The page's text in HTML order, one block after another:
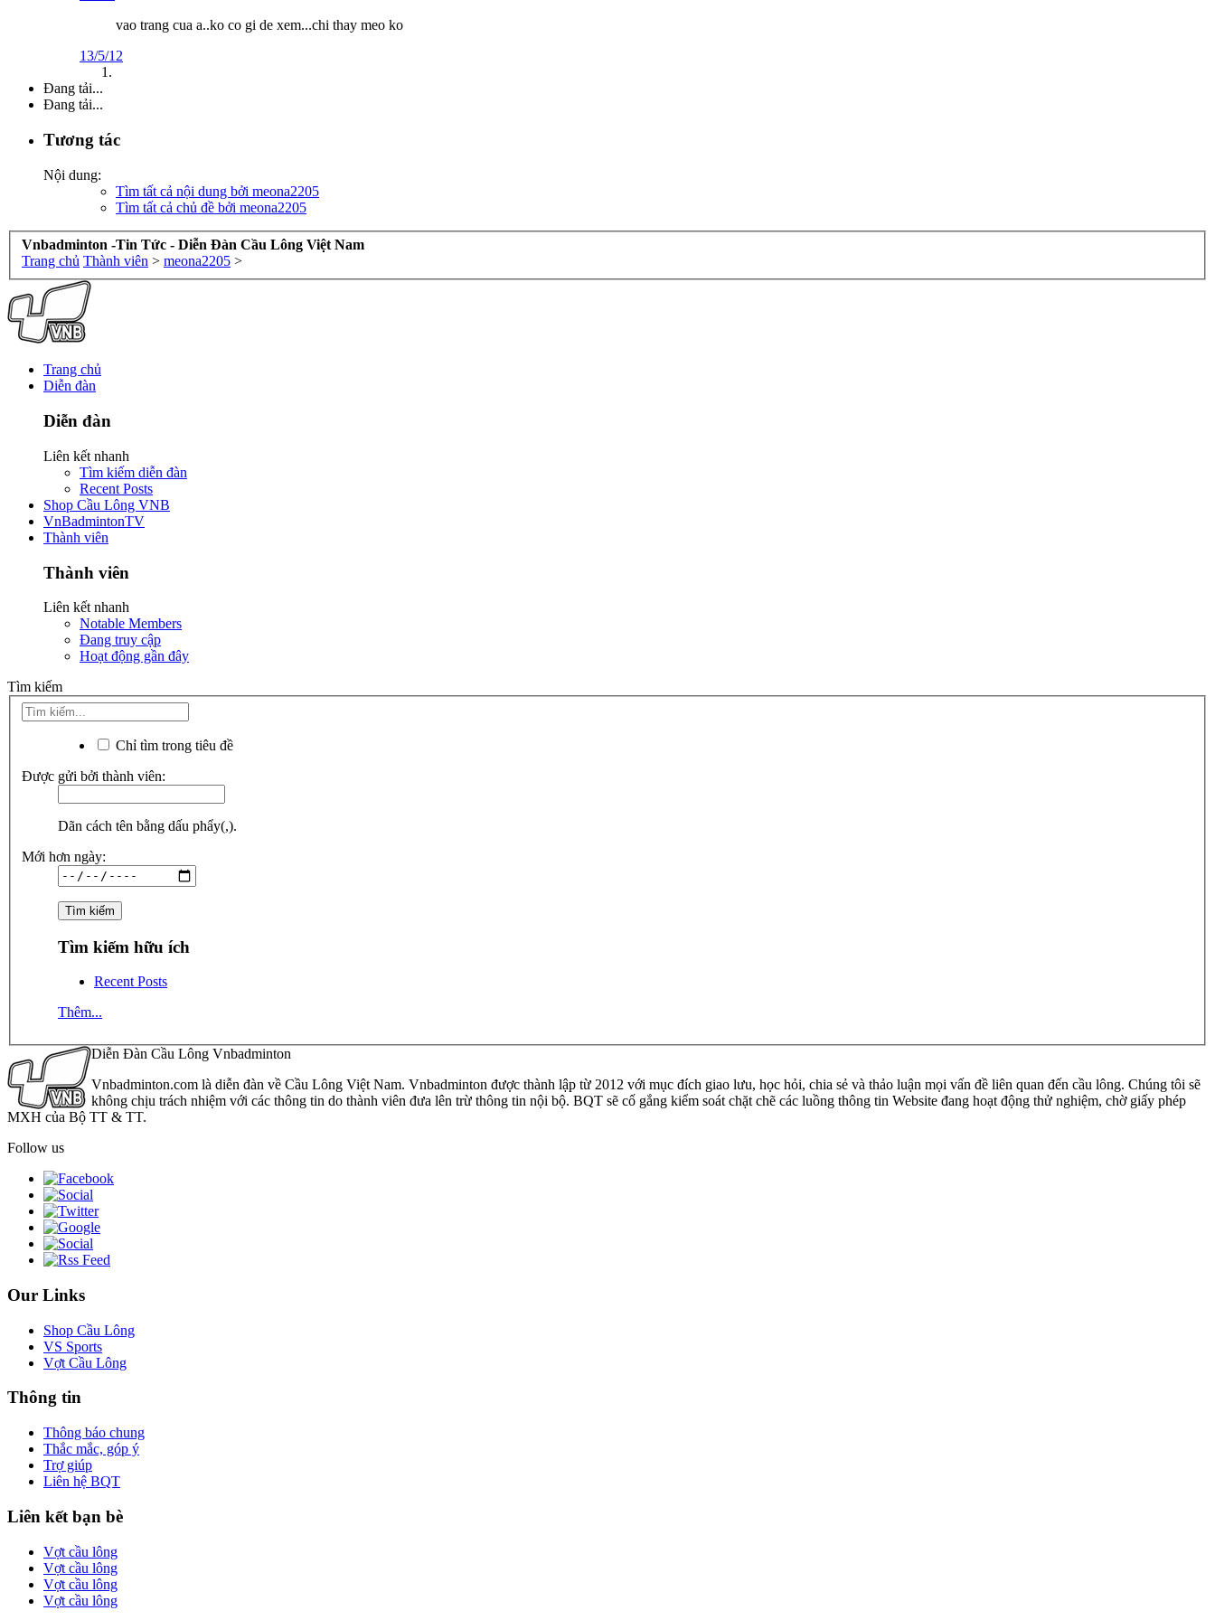
vao trang cua a..ko co gi de xem...chi thay meo ko
13/5/12
Đang tải...
Đang tải...
Tương tác
Nội dung:
Tìm tất cả nội dung bởi meona2205
Tìm tất cả chủ đề bởi meona2205
Vnbadminton -Tin Tức - Diễn Đàn Cầu Lông Việt Nam
Trang chủ Thành viên > meona2205 >
Trang chủ
Diễn đàn
Diễn đàn
Liên kết nhanh
Tìm kiếm diễn đàn
Recent Posts
Shop Cầu Lông VNB
VnBadmintonTV
Thành viên
Thành viên
Liên kết nhanh
Notable Members
Đang truy cập
Hoạt động gần đây
Tìm kiếm
Chỉ tìm trong tiêu đề
Được gửi bởi thành viên:
Dãn cách tên bằng dấu phẩy(,).
Mới hơn ngày:
Tìm kiếm hữu ích
Recent Posts
Thêm...
Diễn Đàn Cầu Lông Vnbadminton
Vnbadminton.com là diễn đàn về Cầu Lông Việt Nam. Vnbadminton được thành lập từ 2012 với mục đích giao lưu, học hỏi, chia sẻ và thảo luận mọi vấn đề liên quan đến cầu lông. Chúng tôi sẽ
không chịu trách nhiệm với các thông tin do thành viên đưa lên trừ thông tin nội bộ. BQT sẽ cố gắng kiểm soát chặt chẽ các luồng thông tin Website đang hoạt động thử nghiệm, chờ giấy phép
MXH của Bộ TT & TT.
Follow us
Our Links
Shop Cầu Lông
VS Sports
Vợt Cầu Lông
Thông tin
Thông báo chung
Thắc mắc, góp ý
Trợ giúp
Liên hệ BQT
Liên kết bạn bè
Vợt cầu lông
Vợt cầu lông
Vợt cầu lông
Vợt cầu lông